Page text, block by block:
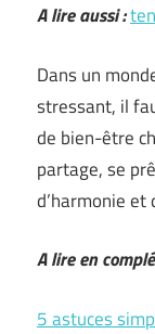
A lire aussi :
Dans un
stressant, il
de bien-être
partage, se
d’harmonie
A lire en
5 astuces